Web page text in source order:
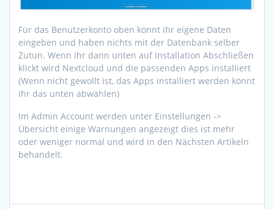
Für das Benutzerkonto oben könnt ihr eigene Daten
eingeben und haben nichts mit der Datenbank selber
Zutun. Wenn ihr dann unten auf Installation Abschließen
klickt wird Nextcloud und die passenden Apps installiert
(Wenn nicht gewollt ist, das Apps installiert werden könnt
ihr das unten abwählen)
Im Admin Account werden unter Einstellungen ->
Übersicht einige Warnungen angezeigt dies ist mehr
oder weniger normal und wird in den Nächsten Artikeln
behandelt.